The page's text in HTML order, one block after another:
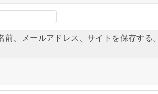
、メールアドレス、サイトを保存する。